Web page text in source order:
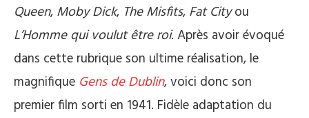
Queen, Moby Dick, The Misfits, Fat Cityou
L’Homme qui voulut être roi. Après avoir évoqué
dans cette rubrique son ultime réalisation, le
magnifique Gens de Dublin, voici donc son
premier film sorti en 1941. Fidèle adaptation du